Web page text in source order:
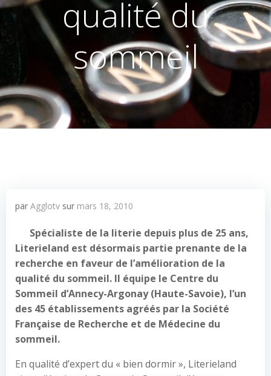
qualité du
sommeil
par Agglotv sur mars 18, 2010
Spécialiste de la literie depuis plus de 25 ans,
Literieland est désormais partie prenante de la
recherche en faveur de l’amélioration de la
qualité du sommeil. Il équipe le Centre du
Sommeil d’Annecy-Argonay (Haute-Savoie), l’un
des 45 établissements agréés par la Société
Française de Recherche et de Médecine du
sommeil.
En qualité d’expert du « bien dormir », Literieland